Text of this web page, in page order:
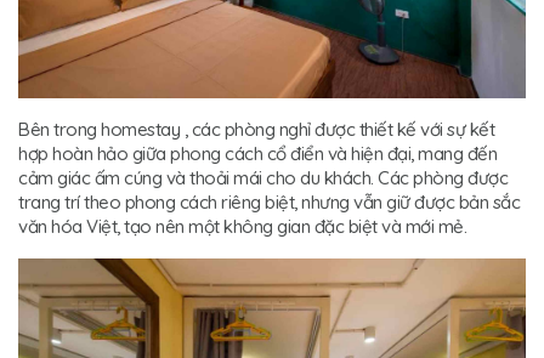
Bên trong homestay , các phòng nghỉ được thiết kế với sự kết
hợp hoàn hảo giữa phong cách cổ điển và hiện đại, mang đến
cảm giác ấm cúng và thoải mái cho du khách. Các phòng được
trang trí theo phong cách riêng biệt, nhưng vẫn giữ được bản sắc
văn hóa Việt, tạo nên một không gian đặc biệt và mới mẻ.